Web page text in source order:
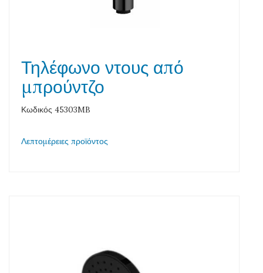
Τηλέφωνο ντους από
μπρούντζο
Κωδικός 45303MB
Λεπτομέρειες προϊόντος